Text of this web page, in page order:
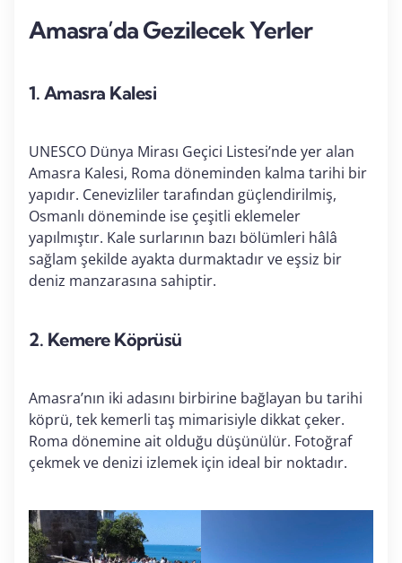
Amasra’da Gezilecek Yerler
1. Amasra Kalesi
UNESCO Dünya Mirası Geçici Listesi’nde yer alan
Amasra Kalesi, Roma döneminden kalma tarihi bir
yapıdır. Cenevizliler tarafından güçlendirilmiş,
Osmanlı döneminde ise çeşitli eklemeler
yapılmıştır. Kale surlarının bazı bölümleri hâlâ
sağlam şekilde ayakta durmaktadır ve eşsiz bir
deniz manzarasına sahiptir.
2. Kemere Köprüsü
Amasra’nın iki adasını birbirine bağlayan bu tarihi
köprü, tek kemerli taş mimarisiyle dikkat çeker.
Roma dönemine ait olduğu düşünülür. Fotoğraf
çekmek ve denizi izlemek için ideal bir noktadır.